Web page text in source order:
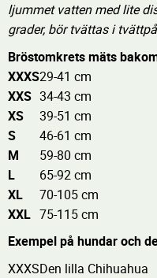
ljummet vatten med lite
grader, bör tvättas i
Bröstomkrets mäts
XXXS29-41 cm
XXS 34-43 cm
XS
39-51 cm
S
46-61 cm
M
59-80 cm
L
65-92 cm
XL
70-105 cm
XXL 75-115 cm
Exempel på hundar och
XXXSDen lilla Chihuahua